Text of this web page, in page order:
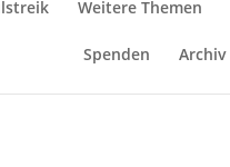
Weitere Themen
Spenden Archiv